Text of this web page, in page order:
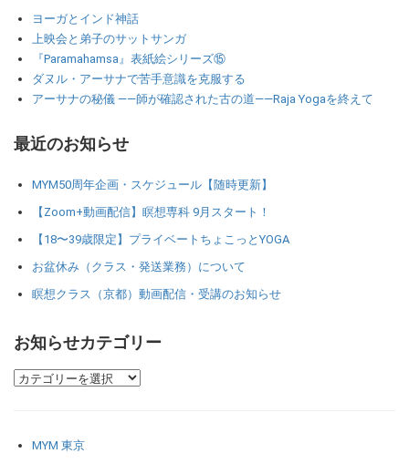
ヨーガとインド神話
上映会と弟子のサットサンガ
『Paramahamsa』表紙絵シリーズ⑮
ダヌル・アーサナで苦手意識を克服する
アーサナの秘儀 ――師が確認された古の道――Raja Yogaを終えて
最近のお知らせ
MYM50周年企画・スケジュール【随時更新】
【Zoom+動画配信】瞑想専科 9月スタート！
【18〜39歳限定】プライベートちょこっとYOGA
お盆休み（クラス・発送業務）について
瞑想クラス（京都）動画配信・受講のお知らせ
お知らせカテゴリー
MYM 東京